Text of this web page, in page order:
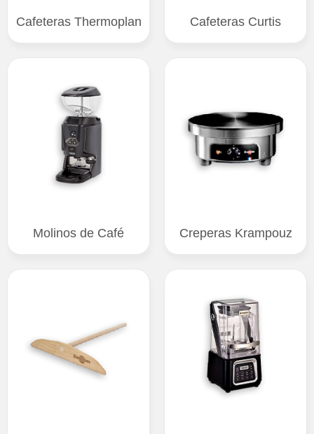
Cafeteras Thermoplan Cafeteras Curtis
Molinos de Café Creperas Krampouz